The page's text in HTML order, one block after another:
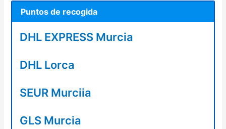
Puntos de recogida
DHL EXPRESS Murcia
DHL Lorca
SEUR Murciia
GLS Murcia